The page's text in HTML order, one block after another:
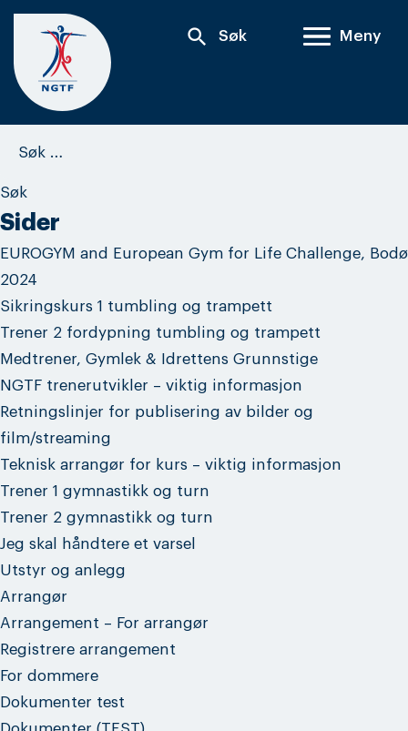
Skip
content
search Søk Meny
etter:
Sider
EUROGYM and European Gym for Life Challenge, Bodø
2024
Sikringskurs 1 tumbling og trampett
Trener 2 fordypning tumbling og trampett
Medtrener, Gymlek & Idrettens Grunnstige
NGTF trenerutvikler – viktig informasjon
Retningslinjer for publisering av bilder og
film/streaming
Teknisk arrangør for kurs – viktig informasjon
Trener 1 gymnastikk og turn
Trener 2 gymnastikk og turn
Jeg skal håndtere et varsel
Utstyr og anlegg
Arrangør
Arrangement – For arrangør
Registrere arrangement
For dommere
Dokumenter test